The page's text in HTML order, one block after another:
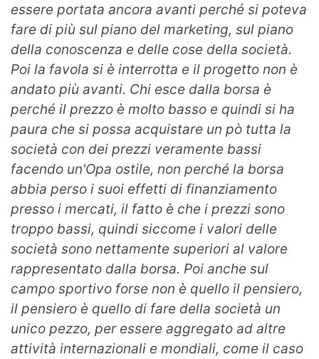
essere portata ancora avanti perché si poteva
fare di più sul piano del marketing, sul piano
della conoscenza e delle cose della società.
Poi la favola si è interrotta e il progetto non è
andato più avanti. Chi esce dalla borsa è
perché il prezzo è molto basso e quindi si ha
paura che si possa acquistare un pò tutta la
società con dei prezzi veramente bassi
facendo un'Opa ostile, non perché la borsa
abbia perso i suoi effetti di finanziamento
presso i mercati, il fatto è che i prezzi sono
troppo bassi, quindi siccome i valori delle
società sono nettamente superiori al valore
rappresentato dalla borsa. Poi anche sul
campo sportivo forse non è quello il pensiero,
il pensiero è quello di fare della società un
unico pezzo, per essere aggregato ad altre
attività internazionali e mondiali, come il caso